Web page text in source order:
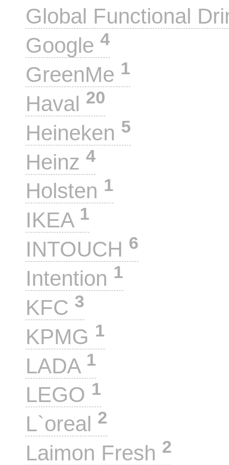
Global Functional
Google 4
GreenMe 1
Haval 20
Heineken 5
Heinz 4
Holsten 1
IKEA 1
INTOUCH 6
Intention 1
KFC 3
KPMG 1
LADA 1
LEGO 1
L`oreal 2
Laimon Fresh 2